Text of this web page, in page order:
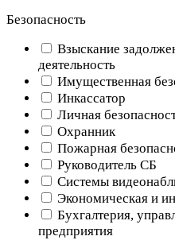
Безопасность
Взыскание
деятельность
Имущественная
Инкассатор
Личная
Охранник
Пожарная
Руководитель СБ
Системы
Экономическая и
Бухгалтерия,
предприятия